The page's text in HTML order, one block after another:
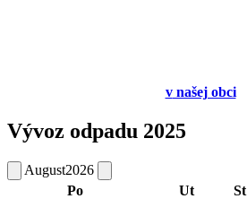
vnašej obci
Vývoz odpadu 2025
August2026
Po
Ut St